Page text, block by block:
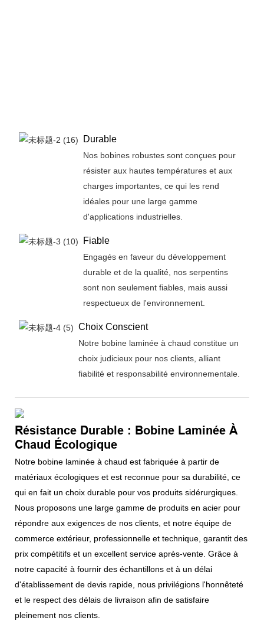
Durable
Nos bobines robustes sont conçues pour
résister aux hautes températures et aux
charges importantes, ce qui les rend
idéales pour une large gamme
d'applications industrielles.
Fiable
Engagés en faveur du développement
durable et de la qualité, nos serpentins
sont non seulement fiables, mais aussi
respectueux de l'environnement.
Choix Conscient
Notre bobine laminée à chaud constitue un
choix judicieux pour nos clients, alliant
fiabilité et responsabilité environnementale.
Résistance Durable : Bobine Laminée À
Chaud Écologique
Notre bobine laminée à chaud est fabriquée à partir de
matériaux écologiques et est reconnue pour sa durabilité, ce
qui en fait un choix durable pour vos produits sidérurgiques.
Nous proposons une large gamme de produits en acier pour
répondre aux exigences de nos clients, et notre équipe de
commerce extérieur, professionnelle et technique, garantit des
prix compétitifs et un excellent service après-vente. Grâce à
notre capacité à fournir des échantillons et à un délai
d'établissement de devis rapide, nous privilégions l'honnêteté
et le respect des délais de livraison afin de satisfaire
pleinement nos clients.